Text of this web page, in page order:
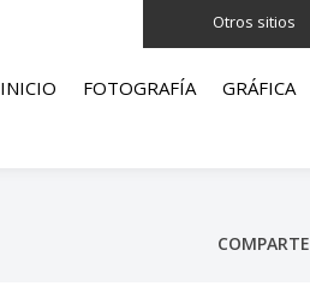
Otros sitios
INICIO FOTOGRAFÍA GRÁFICA
COMPARTE